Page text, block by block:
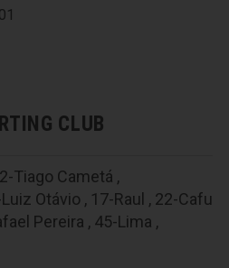
CLUB
2-Tiago Cametá ,
Otávio , 17-Raul , 22-Cafu
Pereira , 45-Lima ,